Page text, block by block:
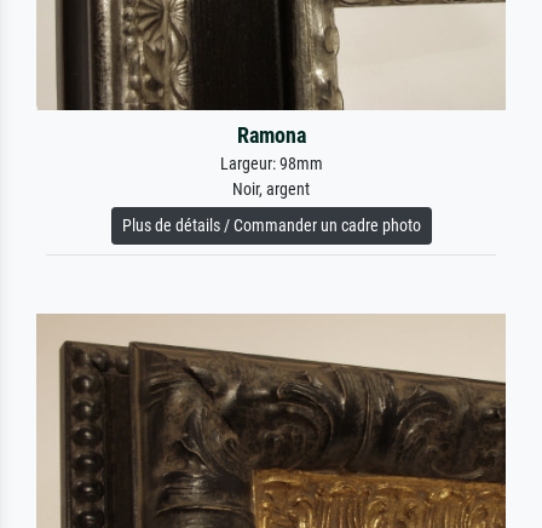
Ramona
Largeur: 98mm
Noir, argent
Plus de détails / Commander un cadre photo